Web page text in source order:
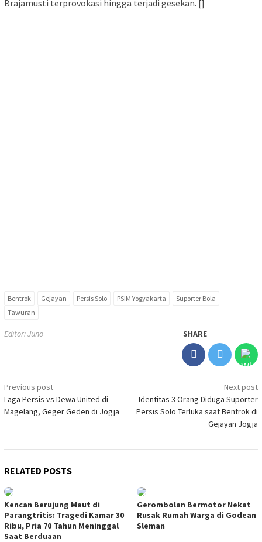
Brajamusti terprovokasi hingga terjadi gesekan. []
Bentrok Gejayan Persis Solo PSIM Yogyakarta
Suporter Bola
Tawuran
Editor: Juno SHARE
Post
navigation
Previous post
Laga Persis vs Dewa United di
Magelang, Geger Geden di Jogja
Next post
Identitas 3 Orang Diduga Suporter
Persis Solo Terluka saat Bentrok di
Gejayan Jogja
RELATED POSTS
Kencan Berujung Maut di
Parangtritis: Tragedi Kamar 30
Ribu, Pria 70 Tahun Meninggal
Saat Berduaan
Gerombolan Bermotor Nekat
Rusak Rumah Warga di Godean
Sleman